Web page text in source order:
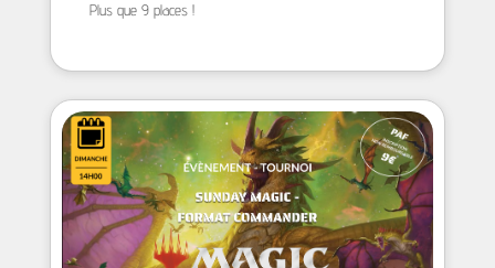
Plus que 9 places !